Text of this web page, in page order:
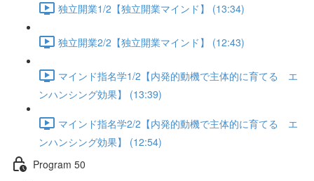
独立開業1/2【独立開業マインド】 (13:34)
独立開業2/2【独立開業マインド】 (12:43)
マインド指名学1/2【内発的動機で主体的に育てる エ
ンハンシング効果】 (13:39)
マインド指名学2/2【内発的動機で主体的に育てる エ
ンハンシング効果】 (12:54)
Program 50